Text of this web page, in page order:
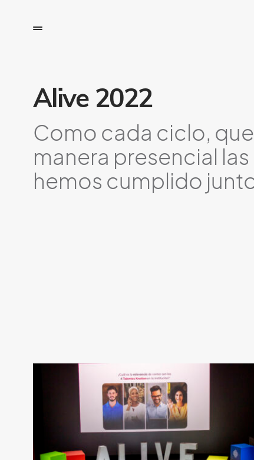
Alive 2022
Como cada ciclo,
manera presencial
hemos cumplido